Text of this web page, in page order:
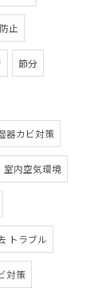
止
節分
器カビ対策
室内空気環境
トラブル
対策